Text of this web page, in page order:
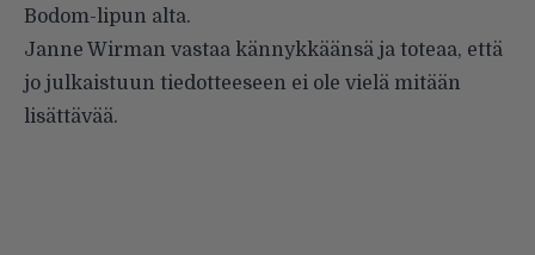
Bodom-lipun alta.
Janne Wirman vastaa kännykkäänsä ja toteaa, että
jo julkaistuun tiedotteeseen ei ole vielä mitään
lisättävää.